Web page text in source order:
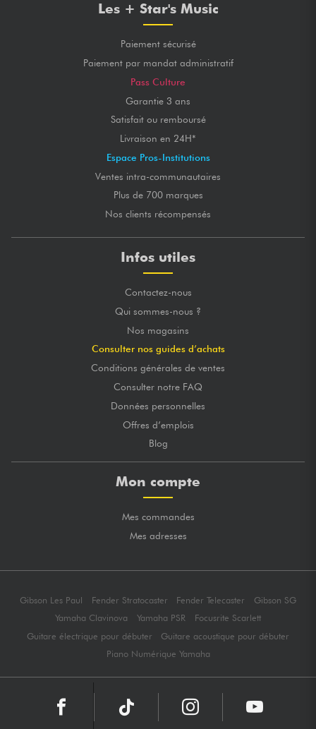
Les + Star's Music
Paiement sécurisé
Paiement par mandat administratif
Pass Culture
Garantie 3 ans
Satisfait ou remboursé
Livraison en 24H*
Espace Pros-Institutions
Ventes intra-communautaires
Plus de 700 marques
Nos clients récompensés
Infos utiles
Contactez-nous
Qui sommes-nous ?
Nos magasins
Consulter nos guides d’achats
Conditions générales de ventes
Consulter notre FAQ
Données personnelles
Offres d’emplois
Blog
Mon compte
Mes commandes
Mes adresses
Gibson Les Paul Fender Stratocaster Fender Telecaster
Gibson SG
Yamaha Clavinova
Yamaha PSR
Focusrite Scarlett
Guitare électrique pour débuter
Guitare acoustique pour débuter
Piano Numérique Yamaha